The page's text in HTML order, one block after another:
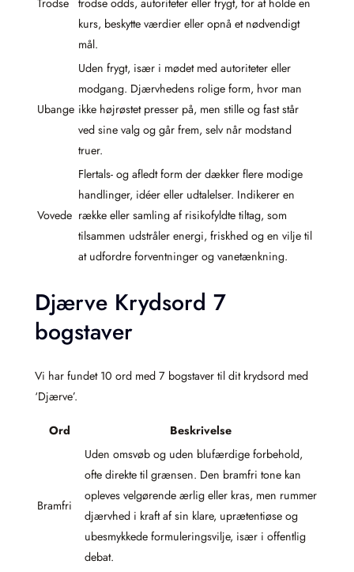
Trodse trodse odds, autoriteter eller frygt, for at holde en
kurs, beskytte værdier eller opnå et nødvendigt
mål.
Ubange
Uden frygt, især i mødet med autoriteter eller
modgang. Djærvhedens rolige form, hvor man
ikke højrøstet presser på, men stille og fast står
ved sine valg og går frem, selv når modstand
truer.
Vovede
Flertals- og afledt form der dækker flere modige
handlinger, idéer eller udtalelser. Indikerer en
række eller samling af risikofyldte tiltag, som
tilsammen udstråler energi, friskhed og en vilje til
at udfordre forventninger og vanetænkning.
Djærve Krydsord 7
bogstaver
Vi har fundet 10 ord med 7 bogstaver til dit krydsord med
‘Djærve’.
Ord Beskrivelse
Bramfri
Uden omsvøb og uden blufærdige forbehold,
ofte direkte til grænsen. Den bramfri tone kan
opleves velgørende ærlig eller kras, men rummer
djærvhed i kraft af sin klare, uprætentiøse og
ubesmykkede formuleringsvilje, især i offentlig
debat.